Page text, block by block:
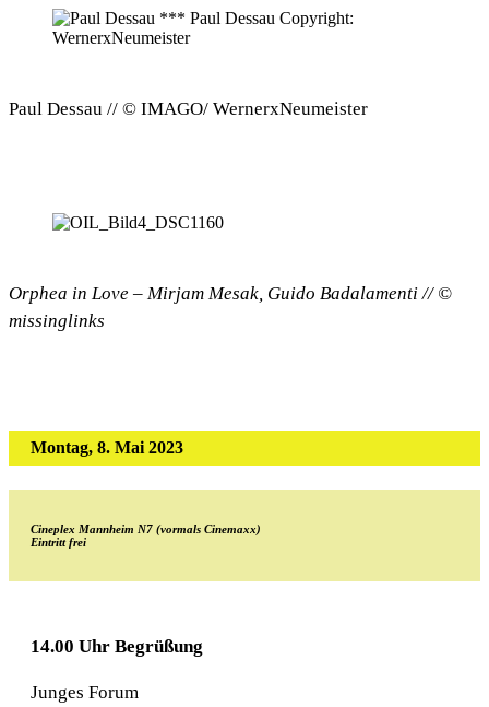
Paul Dessau // © IMAGO/ WernerxNeumeister
Orphea in Love – Mirjam Mesak, Guido Badalamenti // ©
missinglinks
Montag, 8. Mai 2023
Cineplex Mannheim N7 (vormals Cinemaxx)
Eintritt frei
14.00 Uhr Begrüßung
Junges Forum